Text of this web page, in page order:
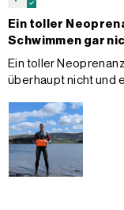
Ein toller
Schwimmen gar
Ein toller
überhaupt nicht und